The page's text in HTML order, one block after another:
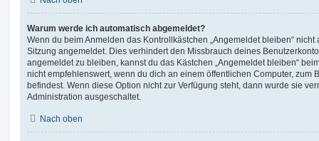
Warum werde ich automatisch abgemeldet?
Wenn du beim Anmelden das Kontrollkästchen „Angemeldet bleiben“
Sitzung angemeldet. Dies verhindert den Missbrauch deines
angemeldet zu bleiben, kannst du das Kästchen „Angemeldet bleiben“
nicht empfehlenswert, wenn du dich an einem öffentlichen Computer, zum
befindest. Wenn diese Option nicht zur Verfügung steht, dann wurde sie
Administration ausgeschaltet.
Nach oben